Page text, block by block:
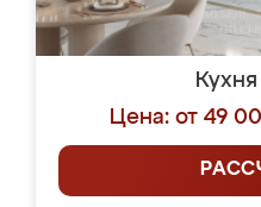
Цена: от 49